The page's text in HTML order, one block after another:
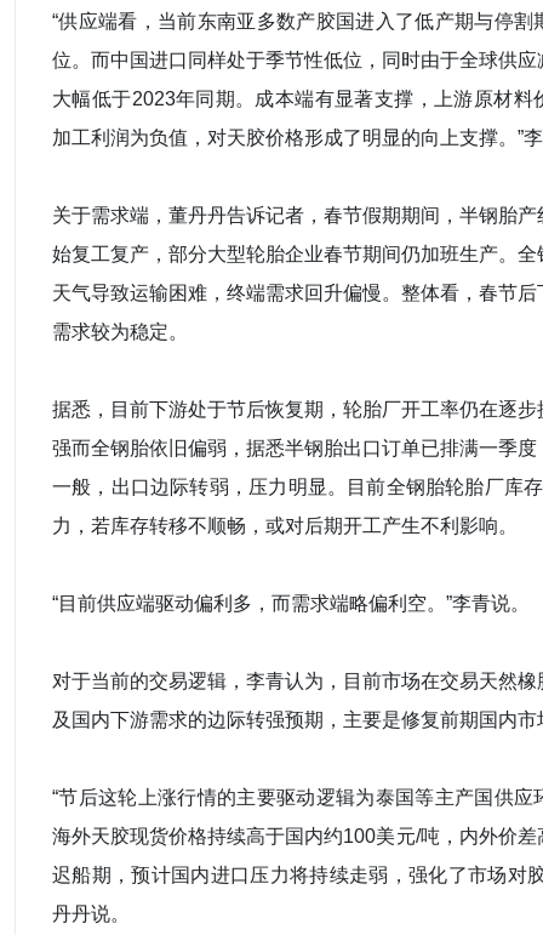
“供应端看，当前东南亚多数产胶国进入了低产期与停割
位。而中国进口同样处于季节性低位，同时由于全球供
大幅低于2023年同期。成本端有显著支撑，上游原材料
加工利润为负值，对天胶价格形成了明显的向上支撑。”
关于需求端，董丹丹告诉记者，春节假期期间，半钢胎
始复工复产，部分大型轮胎企业春节期间仍加班生产。
天气导致运输困难，终端需求回升偏慢。整体看，春节
需求较为稳定。
据悉，目前下游处于节后恢复期，轮胎厂开工率仍在逐
强而全钢胎依旧偏弱，据悉半钢胎出口订单已排满一季
一般，出口边际转弱，压力明显。目前全钢胎轮胎厂库
力，若库存转移不顺畅，或对后期开工产生不利影响。
“目前供应端驱动偏利多，而需求端略偏利空。”李青说。
对于当前的交易逻辑，李青认为，目前市场在交易天然
及国内下游需求的边际转强预期，主要是修复前期国内
“节后这轮上涨行情的主要驱动逻辑为泰国等主产国供应
海外天胶现货价格持续高于国内约100美元/吨，内外价
迟船期，预计国内进口压力将持续走弱，强化了市场对
丹丹说。